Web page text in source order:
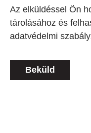
Az elküldéssel Ön
tárolásához és
adatvédelmi
Beküld